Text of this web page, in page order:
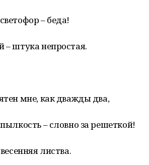
– беда!
– штука непростая.
мне, как дважды два,
– словно за решеткой!
листва.